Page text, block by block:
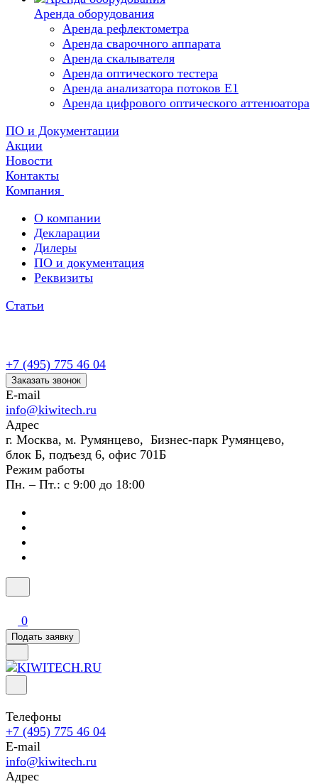
Аренда оборудования
Аренда рефлектометра
Аренда сварочного аппарата
Аренда скалывателя
Аренда оптического тестера
Аренда анализатора потоков Е1
Аренда цифрового оптического аттенюатора
ПО и Документации
Акции
Новости
Контакты
Компания
О компании
Декларации
Дилеры
ПО и документация
Реквизиты
Статьи
+7 (495) 775 46 04
Заказать звонок
E-mail
info@kiwitech.ru
Адрес
г. Москва, м. Румянцево, Бизнес-парк Румянцево,
блок Б, подъезд 6, офис 701Б
Режим работы
Пн. – Пт.: с 9:00 до 18:00
0
Подать заявку
Телефоны
+7 (495) 775 46 04
E-mail
info@kiwitech.ru
Адрес